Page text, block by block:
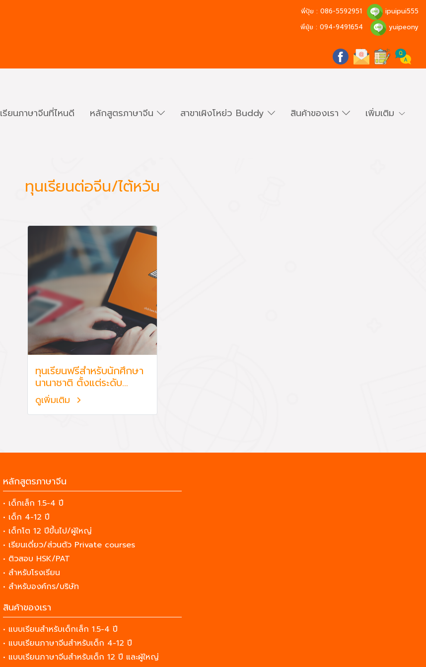
พี่ปุ้ย : 086-5592951
ipuipui555
พี่ยุ้ย : 094-9491654 yuipeony
เรียนภาษาจีนที่ไหนดี หลักสูตรภาษาจีน สาขาเผิงโหย่ว Buddy สินค้าของเรา เพิ่มเติม
ทุนเรียนต่อจีน/ไต้หวัน
ทุนเรียนฟรีสำหรับนักศึกษา
นานาชาติ ตั้งแต่ระดับ
ปริญญาตรีถึงปริญญาเอก
ในการไปศึกษาในวิทยาลัย
หรือมหาวิทยาลัยในเขตนคร
ดูเพิ่มเติม
หลักสูตรภาษาจีน
• เด็กเล็ก 1.5-4 ปี
• เด็ก 4-12 ปี
• เด็กโต 12 ปีขึ้นไป/ผู้ใหญ่
• เรียนเดี่ยว/ส่วนตัว Private courses
• ติวสอบ HSK/PAT
• สำหรับโรงเรียน
• สำหรับองค์กร/บริษัท
สินค้าของเรา
• แบบเรียนสำหรับเด็กเล็ก 1.5-4 ปี
• แบบเรียนภาษาจีนสำหรับเด็ก 4-12 ปี
• แบบเรียนภาษาจีนสำหรับเด็ก 12 ปี และผู้ใหญ่